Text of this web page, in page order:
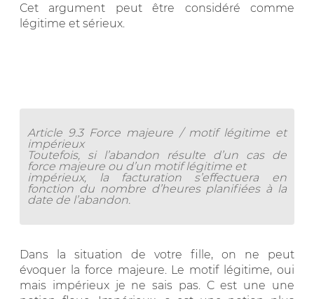
Cet argument peut être considéré comme
légitime et sérieux.
Article 9.3 Force majeure / motif légitime et
impérieux
Toutefois, si l’abandon résulte d’un cas de
force majeure ou d’un motif légitime et
impérieux, la facturation s’effectuera en
fonction du nombre d’heures planifiées à la
date de l’abandon.
Dans la situation de votre fille, on ne peut
évoquer la force majeure. Le motif légitime, oui
mais impérieux je ne sais pas. C est une une